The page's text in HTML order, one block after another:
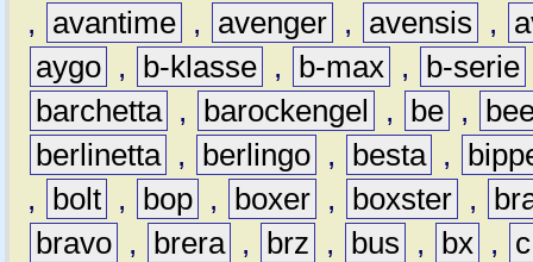
,
avantime , avenger , avensis ,
aygo , b-klasse , b-max , b-serie
barchetta , barockengel , be ,
berlinetta , berlingo , besta ,
,
bolt , bop , boxer , boxster ,
bravo , brera , brz , bus , bx ,
c